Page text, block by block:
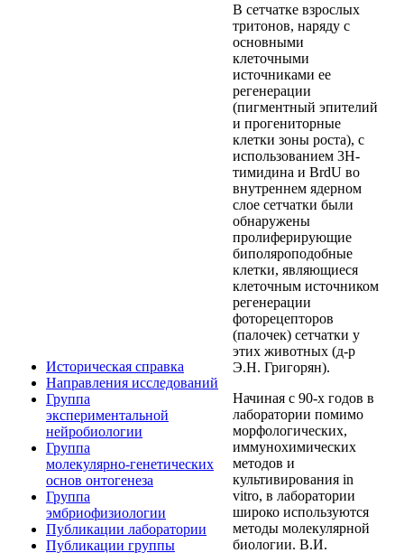
Историческая справка
Направления исследований
Группа
экспериментальной
нейробиологии
Группа
молекулярно‑генетических
основ онтогенеза
Группа
эмбриофизиологии
Публикации лаборатории
Публикации группы
В сетчатке взрослых
тритонов, наряду с
основными
клеточными
источниками ее
регенерации
(пигментный эпителий
и прогениторные
клетки зоны роста), с
использованием 3H-
тимидина и BrdU во
внутреннем ядерном
слое сетчатки были
обнаружены
пролиферирующие
биполяроподобные
клетки, являющиеся
клеточным источником
регенерации
фоторецепторов
(палочек) сетчатки у
этих животных (д-р
Э.Н. Григорян).
Начиная с 90-х годов в
лаборатории помимо
морфологических,
иммунохимических
методов и
культивирования in
vitro, в лаборатории
широко используются
методы молекулярной
биологии. В.И.